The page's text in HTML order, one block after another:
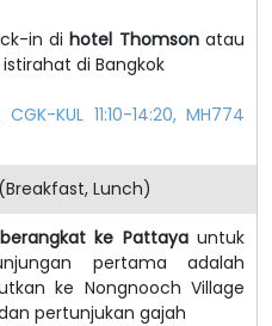
in dihotel Thomsonatau
di Bangkok
CGK-KUL 11:10-14:20, MH774
Lunch)
berangkat ke Pattayauntuk
pertama adalah
ke Nongnooch Village
pertunjukan gajah